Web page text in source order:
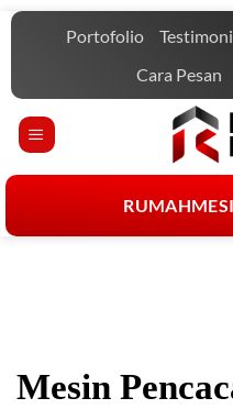
Skip
Portofolio Testimoni
Cara Pesan
Mesin